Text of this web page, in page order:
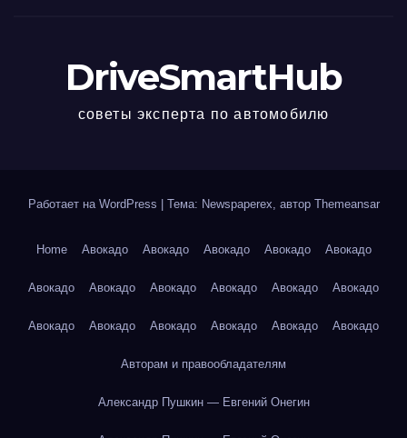
DriveSmartHub
советы эксперта по автомобилю
Работает на WordPress | Тема: Newspaperex, автор Themeansar
Home Авокадо Авокадо Авокадо Авокадо Авокадо
Авокадо Авокадо Авокадо Авокадо Авокадо Авокадо
Авокадо Авокадо Авокадо Авокадо Авокадо Авокадо
Авторам и правообладателям
Александр Пушкин — Евгений Онегин